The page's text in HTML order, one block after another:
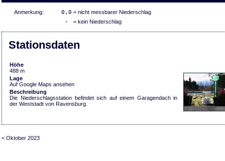
Anmerkung: 0,0 = nicht messbarer Niederschlag
- = kein Niederschlag
Stationsdaten
Höhe
488 m
Lage
Auf Google Maps ansehen
Beschreibung
Die Niederschlagsstation befindet sich auf einem Garagendach in
der Weststadt von Ravensburg.
< Oktober 2023